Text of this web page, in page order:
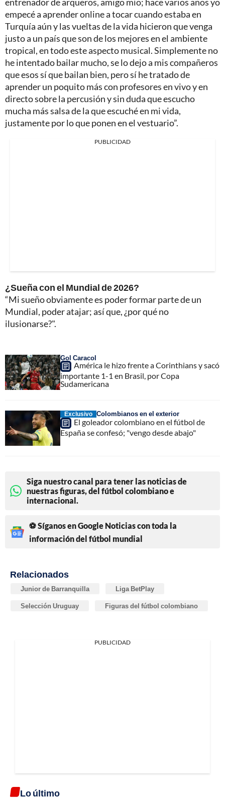
empecé a aprender online a tocar cuando estaba en
Turquía aún y las vueltas de la vida hicieron que venga
justo a un país que son de los mejores en el ambiente
tropical, en todo este aspecto musical. Simplemente no
he intentado bailar mucho, se lo dejo a mis compañeros
que esos sí que bailan bien, pero sí he tratado de
aprender un poquito más con profesores en vivo y en
directo sobre la percusión y sin duda que escucho
mucha más salsa de la que escuché en mi vida,
justamente por lo que ponen en el vestuario”.
PUBLICIDAD
¿Sueña con el Mundial de 2026?
“Mi sueño obviamente es poder formar parte de un
Mundial, poder atajar; así que, ¿por qué no
ilusionarse?".
Gol Caracol
América le hizo frente a Corinthians y sacó
importante 1-1 en Brasil, por Copa
Sudamericana
Exclusivo Colombianos en el exterior
El goleador colombiano en el fútbol de
España se confesó; "vengo desde abajo"
Siga nuestro canal para tener las noticias de
nuestras figuras, del fútbol colombiano e
internacional.
⚽ Síganos en Google Noticias con toda la
información del fútbol mundial
Relacionados
Junior de Barranquilla Liga BetPlay
Selección Uruguay Figuras del fútbol colombiano
PUBLICIDAD
Lo último